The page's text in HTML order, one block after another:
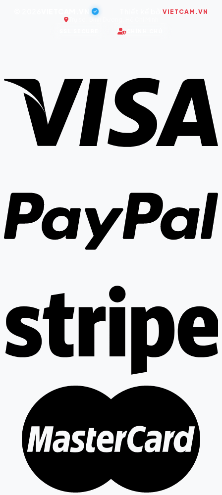
VIETCAM.VN
Trụ sở: Bình Dương, Hồ Chí Minh
CHÍNH CHỦ